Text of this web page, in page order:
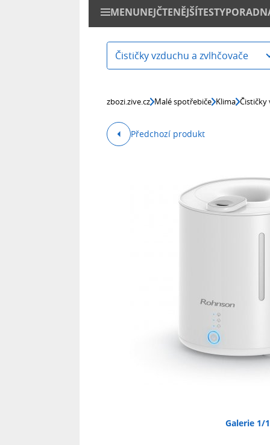
MENUNEJČTENĚJŠÍTESTY
Čističky vzduchu a zvlhčovače
zbozi.zive.cz Malé spotřebiče Klima Čističky
Předchozí produkt
Galerie 1/